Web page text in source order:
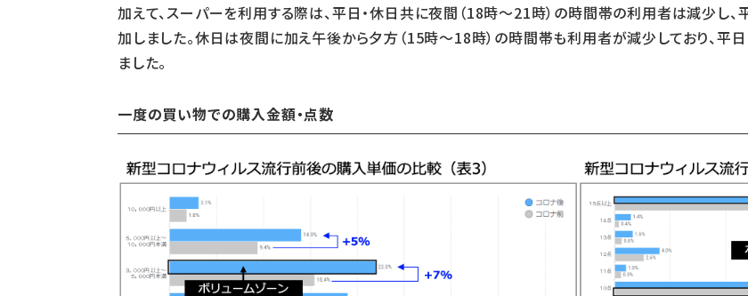
加えて、スーパーを利用する際は、平日・休日共に夜間（18時～21時）の時間帯の利用者は減少し
加しました。休日は夜間に加え午後から夕方（15時～18時）の時間帯も利用者が減少しており、
ました。
一度の買い物での購入金額・点数